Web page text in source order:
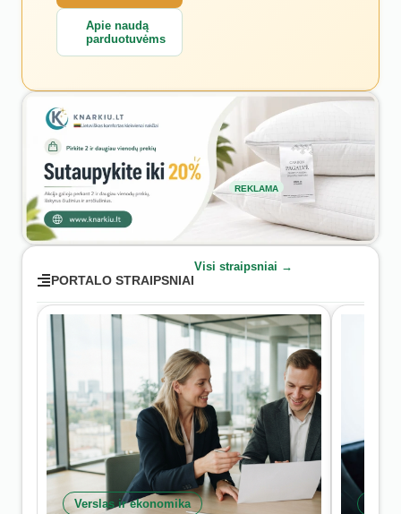
Apie naudą
parduotuvėms
REKLAMA
PORTALO STRAIPSNIAI
Visi straipsniai →
Verslas ir ekonomika